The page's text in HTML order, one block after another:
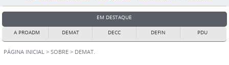
EM DESTAQUE
A PROADM DEMAT DECC DEFIN PDU
PÁGINA INICIAL > SOBRE > DEMAT.